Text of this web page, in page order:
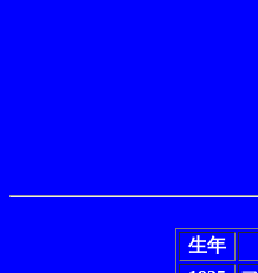
生年